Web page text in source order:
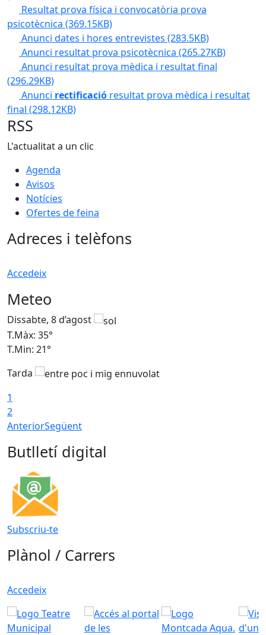
Resultat prova física i convocatòria prova
psicotècnica (369.15KB)
Anunci dates i hores entrevistes (283.5KB)
Anunci resultat prova psicotècnica (265.27KB)
Anunci resultat prova mèdica i resultat final
(296.29KB)
Anunci rectificació resultat prova mèdica i resultat
final (298.12KB)
RSS
L'actualitat a un clic
Agenda
Avisos
Notícies
Ofertes de feina
Adreces i telèfons
Accedeix
Meteo
Dissabte, 8 d’agost
T.Màx: 35°
T.Min: 21°
Tarda
1
2
AnteriorSegüent
Butlletí digital
Subscriu-te
Plànol / Carrers
Accedeix